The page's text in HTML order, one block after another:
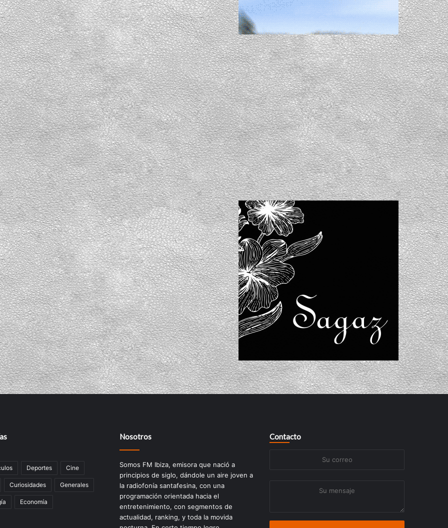
Deportes Cine
Curiosidades Generales
Economía
Nosotros
Somos FM Ibiza, emisora que nació a
principios de siglo, dándole un aire joven a
la radiofonía santafesina, con una
programación orientada hacia el
entretenimiento, con segmentos de
actualidad, ranking, y toda la movida
Contacto